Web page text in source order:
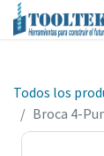
Todos los
Broca 4-